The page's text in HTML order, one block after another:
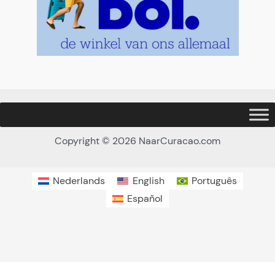
Copyright © 2026 NaarCuracao.com
Nederlands English
Português